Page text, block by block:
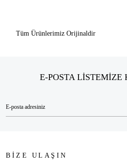
Tüm Ürünlerimiz Orijinaldir
E-POSTA LİSTEMİZE
BİZE ULAŞIN